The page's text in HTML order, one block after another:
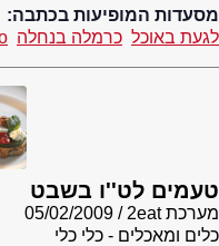
מסעדות המופיעות בכתבה:
לגעת באוכל כרמלה בנחלה
טעמים לט''ו בשבט
מערכת 2eat
05/02/2009
כלים ומאכלים - כלי כלי